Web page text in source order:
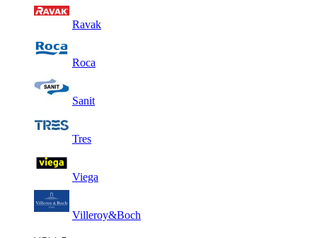
Ravak
Roca
Sanit
Tres
Viega
Villeroy&Boch